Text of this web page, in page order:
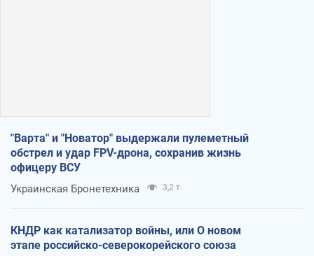
"Варта" и "Новатор" выдержали пулеметный
обстрел и удар FPV-дрона, сохранив жизнь
офицеру ВСУ
Украинская Бронетехника 3,2 т.
КНДР как катализатор войны, или О новом
этапе российско-северокорейского союза